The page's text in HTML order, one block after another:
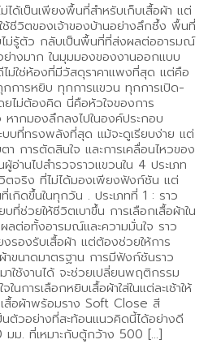
ด้เป็นเพียงพื้นที่สำหรับเก็บเสื้อผ้า แต่
ช้ชีวิตของเจ้าของบ้านอย่างลึกซึ้ง พื้นที่
ไม่รู้ตัว กลับเป็นพื้นที่ที่ส่งผลต่ออารมณ์
างมาก ในมุมมองของงานออกแบบ
ม่ใช่ห้องที่มีวัสดุราคาแพงที่สุด แต่คือ
กการหยิบ ทุกการแขวน ทุกการเปิด-
ไม่ต้องคิด นี่คือหัวใจของการ
ากมองลึกลงไปในองค์ประกอบ
บที่ทรงพลังที่สุด แม้จะดูเรียบง่าย แต่
า การตัดสินใจ และการเคลื่อนไหวของ
อ่านไปสำรวจราวแขวนใน 4 ประเภท
ตจริง ที่ไม่ได้มองเพียงฟังก์ชัน แต่
เกิดขึ้นในทุกวัน . ประเภทที่ 1 : ราว
ช่วยให้ชีวิตเบาขึ้น การเลือกเสื้อผ้าใน
ลต่อทั้งอารมณ์และความมั่นใจ ราว
รองรับเสื้อผ้า แต่ต้องช่วยให้การ
าขนาดมาตรฐาน การมีฟังก์ชันราว
ใช้งานได้ จะช่วยเปลี่ยนพฤติกรรม
นการเลือกหยิบเสื้อผ้าใส่ในแต่ละเช้าให้
สื้อผ้าพร้อมราง Soft Close สี
ตัวอย่างที่สะท้อนแนวคิดนี้ได้อย่างดี
ม. ที่เหมาะกับตู้กว้าง 500 […]